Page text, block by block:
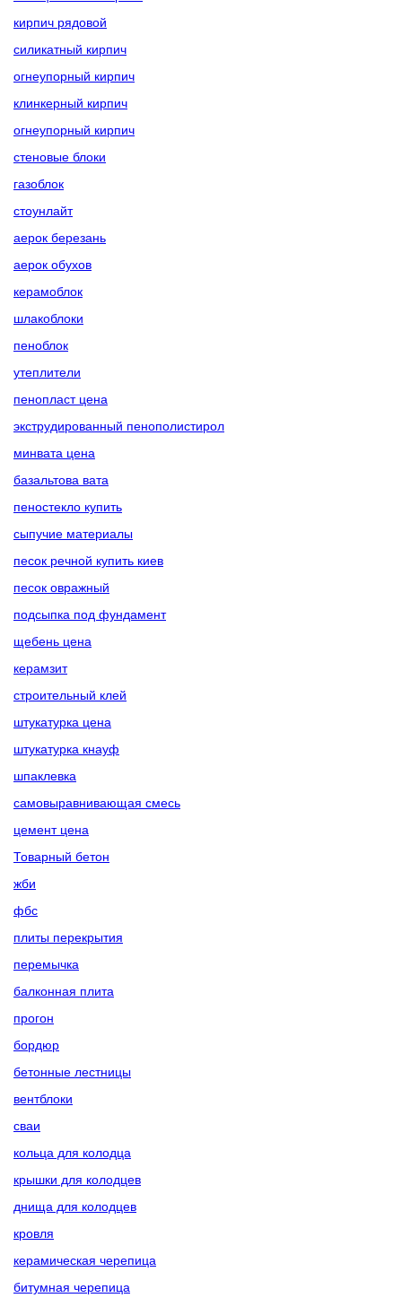
кирпич рядовой
силикатный кирпич
огнеупорный кирпич
клинкерный кирпич
огнеупорный кирпич
стеновые блоки
газоблок
стоунлайт
аерок березань
аерок обухов
керамоблок
шлакоблоки
пеноблок
утеплители
пенопласт цена
экструдированный пенополистирол
минвата цена
базальтова вата
пеностекло купить
сыпучие материалы
песок речной купить киев
песок овражный
подсыпка под фундамент
щебень цена
керамзит
строительный клей
штукатурка цена
штукатурка кнауф
шпаклевка
самовыравнивающая смесь
цемент цена
Товарный бетон
жби
фбс
плиты перекрытия
перемычка
балконная плита
прогон
бордюр
бетонные лестницы
вентблоки
сваи
кольца для колодца
крышки для колодцев
днища для колодцев
кровля
керамическая черепица
битумная черепица